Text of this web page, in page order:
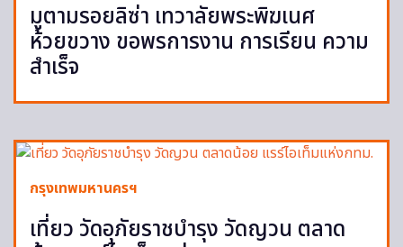
มูตามรอยลิซ่า เทวาลัยพระพิฆเนศ
ห้วยขวาง ขอพรการงาน การเรียน ความ
สำเร็จ
กรุงเทพมหานครฯ
เที่ยว วัดอุภัยราชบำรุง วัดญวน ตลาด